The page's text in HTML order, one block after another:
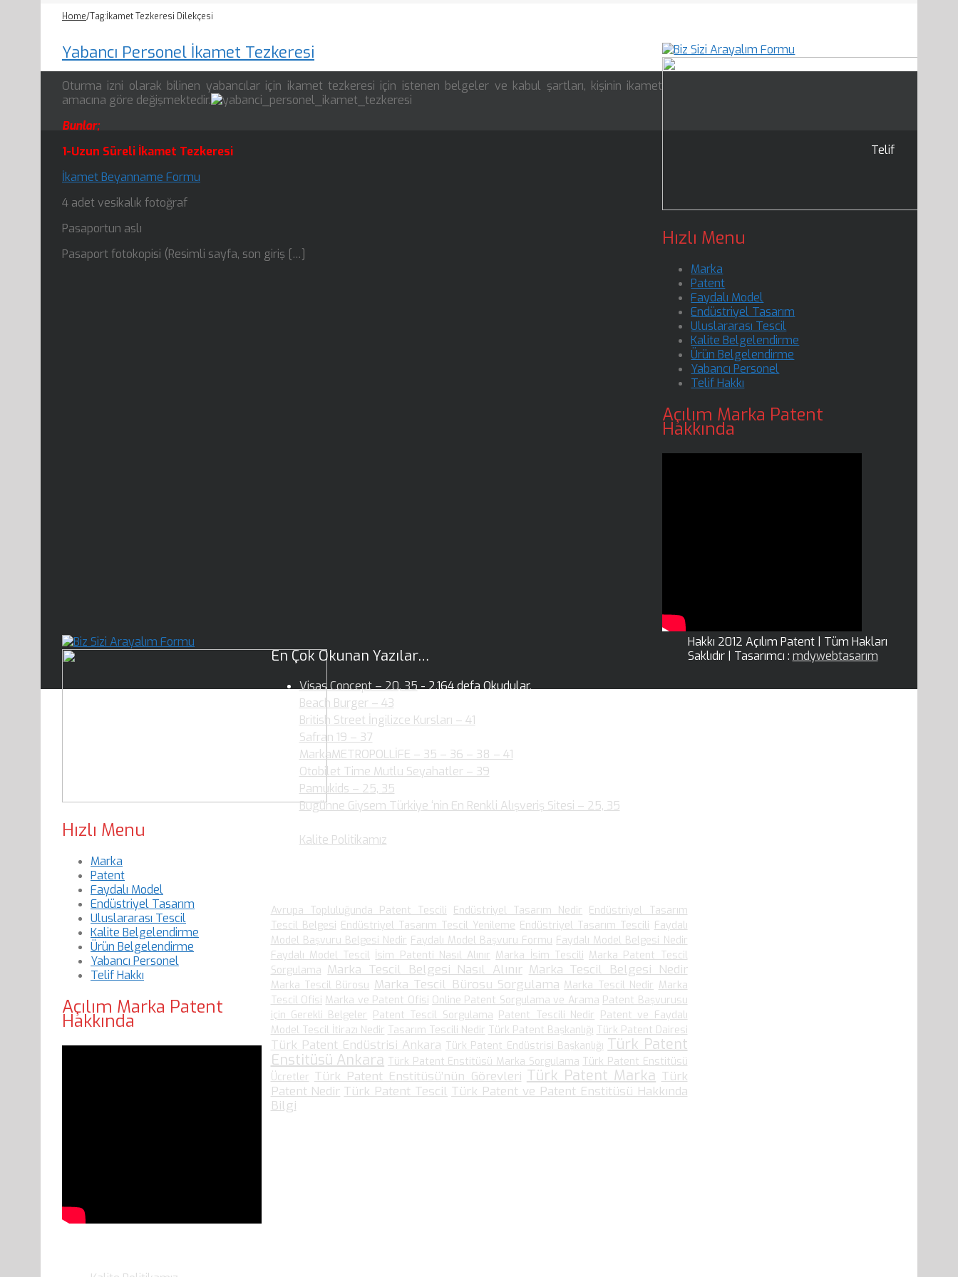
Home/Tag:İkamet Tezkeresi Dilekçesi
Yabancı Personel İkamet Tezkeresi
Oturma izni olarak bilinen yabancılar için ikamet tezkeresi için istenen belgeler ve kabul şartları, kişinin ikamet
amacına göre değişmektedir.
Bunlar;
1-Uzun Süreli İkamet Tezkeresi
İkamet Beyanname Formu
4 adet vesikalık fotoğraf
Pasaportun aslı
Pasaport fotokopisi (Resimli sayfa, son giriş […]
Hızlı Menu
Marka
Patent
Faydalı Model
Endüstriyel Tasarım
Uluslararası Tescil
Kalite Belgelendirme
Ürün Belgelendirme
Yabancı Personel
Telif Hakkı
Açılım Marka Patent
Hakkında
Hızlı Menu
Marka
Patent
Faydalı Model
Endüstriyel Tasarım
Uluslararası Tescil
Kalite Belgelendirme
Ürün Belgelendirme
Yabancı Personel
Telif Hakkı
Açılım Marka Patent
Hakkında
En Çok Okunan Yazılar…
Visas Concept – 20, 35- 2.164 defa Okudular.
Beach Burger – 43
British Street İngilizce Kursları – 41
Safran 19 – 37
MarkaMETROPOLLİFE – 35 – 36 – 38 – 41
Otobilet Time Mutlu Seyahatler – 39
Pamukids – 25, 35
Bugünne Giysem Türkiye ‘nin En Renkli Alışveriş Sitesi – 25, 35
Kalite Politikamız
Avrupa Topluluğunda Patent Tescili Endüstriyel Tasarım Nedir Endüstriyel Tasarım
Tescil Belgesi Endüstriyel Tasarım Tescil Yenileme Endüstriyel Tasarım Tescili Faydalı
Model Başvuru Belgesi Nedir Faydalı Model Başvuru Formu Faydalı Model Belgesi Nedir
Faydalı Model Tescil İsim Patenti Nasıl Alınır Marka İsim Tescili Marka Patent Tescil
Sorgulama Marka Tescil Belgesi Nasıl Alınır Marka Tescil Belgesi Nedir
Marka Tescil Bürosu Marka Tescil Bürosu Sorgulama Marka Tescil Nedir Marka
Tescil Ofisi Marka ve Patent Ofisi Online Patent Sorgulama ve Arama Patent Başvurusu
için Gerekli Belgeler Patent Tescil Sorgulama Patent Tescili Nedir Patent ve Faydalı
Model Tescil İtirazı Nedir Tasarım Tescili Nedir Türk Patent Başkanlığı Türk Patent Dairesi
Türk Patent Endüstrisi Ankara Türk Patent Endüstrisi Başkanlığı Türk Patent
Enstitüsü Ankara Türk Patent Enstitüsü Marka Sorgulama Türk Patent Enstitüsü
Ücretler Türk Patent Enstitüsü’nün Görevleri Türk Patent Marka Türk
Patent Nedir Türk Patent Tescil Türk Patent ve Patent Enstitüsü Hakkında
Bilgi
Telif
Hakkı 2012 Açılım Patent | Tüm Hakları
Saklıdır | Tasarımcı : mdywebtasarım